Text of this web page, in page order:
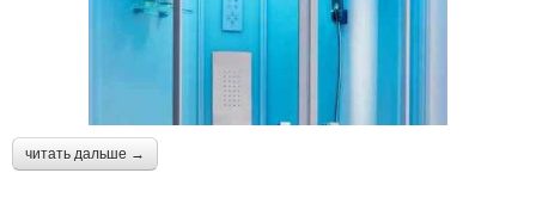
читать дальше →